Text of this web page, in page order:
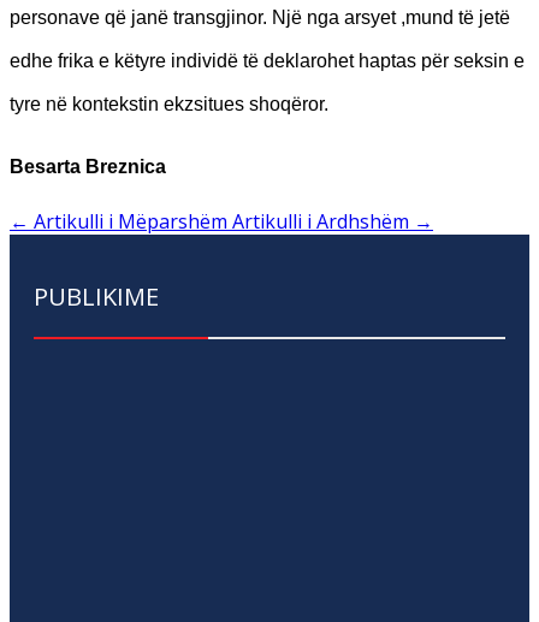
personave që janë transgjinor. Një nga arsyet ,mund të jetë
edhe frika e këtyre individë të deklarohet haptas për seksin e
tyre në kontekstin ekzsitues shoqëror.
Besarta Breznica
← Artikulli i Mëparshëm Artikulli i Ardhshëm →
PUBLIKIME